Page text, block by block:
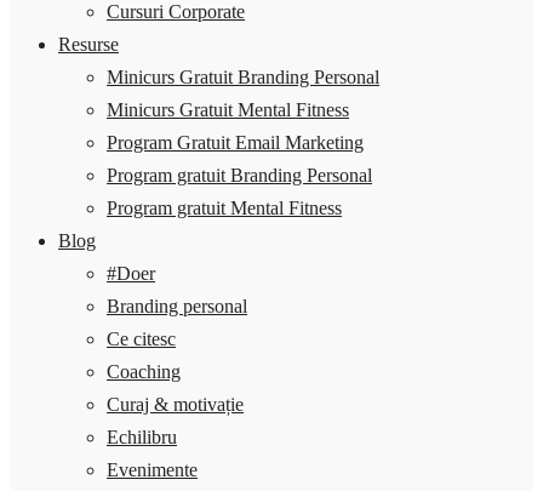
Cursuri Corporate
Resurse
Minicurs Gratuit Branding Personal
Minicurs Gratuit Mental Fitness
Program Gratuit Email Marketing
Program gratuit Branding Personal
Program gratuit Mental Fitness
Blog
#Doer
Branding personal
Ce citesc
Coaching
Curaj & motivație
Echilibru
Evenimente